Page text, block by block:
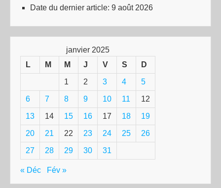
Date du dernier article: 9 août 2026
janvier 2025
L
M M J V S D
1 2 3 4 5
6 7 8 9 10 11 12
13 14 15 16 17 18 19
20 21 22 23 24 25 26
27 28 29 30 31
« Déc Fév »